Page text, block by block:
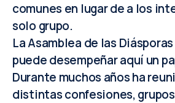
comunes en lugar de a los
solo grupo.
La Asamblea de las
puede desempeñar aquí un
Durante muchos años ha
distintas confesiones,